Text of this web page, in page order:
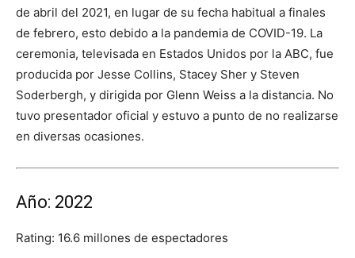
de abril del 2021, en lugar de su fecha habitual a finales
de febrero, esto debido a la pandemia de COVID-19. La
ceremonia, televisada en Estados Unidos por la ABC, fue
producida por Jesse Collins, Stacey Sher y Steven
Soderbergh, y dirigida por Glenn Weiss a la distancia. No
tuvo presentador oficial y estuvo a punto de no realizarse
en diversas ocasiones.
Año: 2022
Rating: 16.6 millones de espectadores